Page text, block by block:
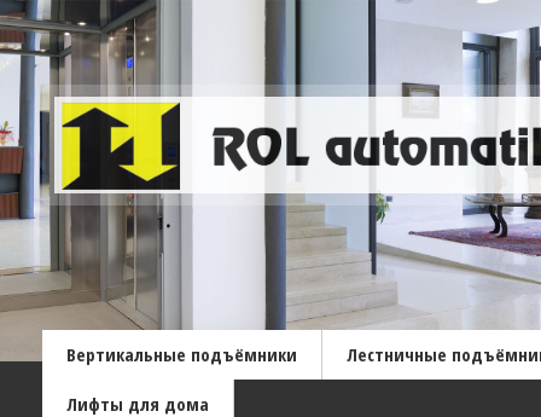
Вертикальные подъёмники Лестничные
Лифты для дома